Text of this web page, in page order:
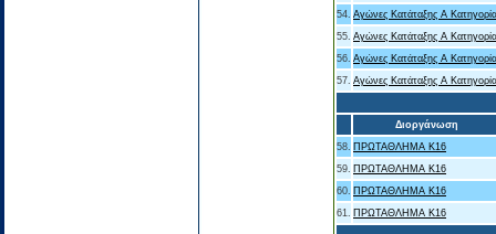
54. Αγώνες Κατάταξης Α
55. Αγώνες Κατάταξης Α
56. Αγώνες Κατάταξης Α
57. Αγώνες Κατάταξης Α
Διοργάνωση
58. ΠΡΩΤΑΘΛΗΜΑ Κ16
59. ΠΡΩΤΑΘΛΗΜΑ Κ16
60. ΠΡΩΤΑΘΛΗΜΑ Κ16
61. ΠΡΩΤΑΘΛΗΜΑ Κ16